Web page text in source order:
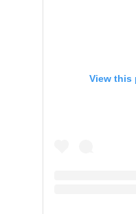
View this